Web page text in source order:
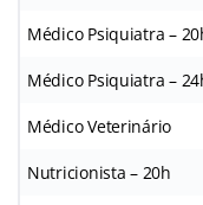
Médico Psiquiatra –
Médico Psiquiatra –
Médico Veterinário
Nutricionista – 20h